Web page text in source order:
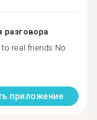
real friends No
приложение